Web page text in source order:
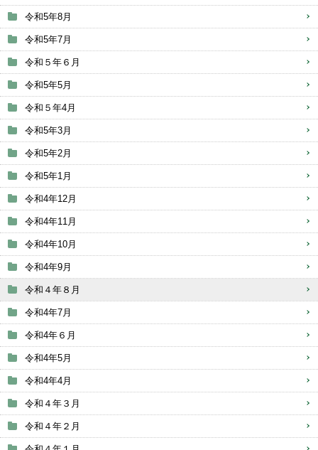
令和5年8月
令和5年7月
令和５年６月
令和5年5月
令和５年4月
令和5年3月
令和5年2月
令和5年1月
令和4年12月
令和4年11月
令和4年10月
令和4年9月
令和４年８月
令和4年7月
令和4年６月
令和4年5月
令和4年4月
令和４年３月
令和４年２月